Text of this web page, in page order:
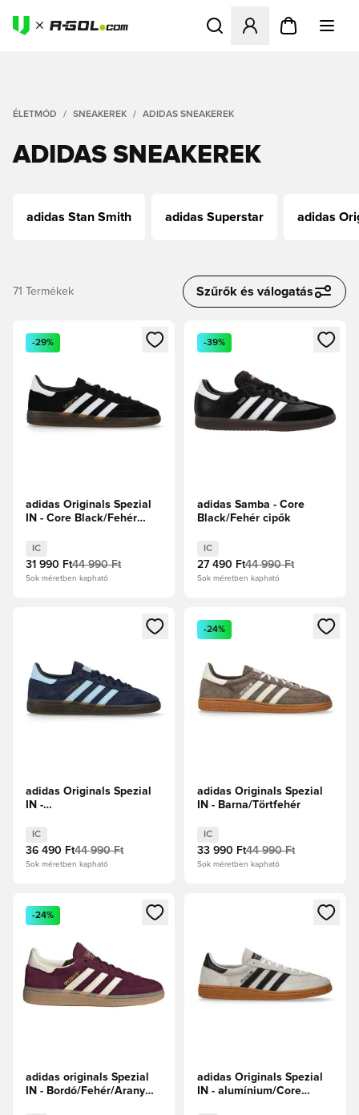
Megnyit egy modált a
ÉLETMÓD SNEAKEREK ADIDAS SNEAKEREK
ADIDAS SNEAKEREK
adidas Stan Smith adidas Superstar adidas
71 Termékek Szűrők és válogatás
Megnyit egy modált a bejelentkezéshez vagy a tagként
-29%
adidas Originals Spezial
IN - Core Black/Fehér
IC
31 990 Ft44 990 Ft
Sok méretben kapható
Megnyit egy modált a
-39%
adidas Samba - Core
Black/Fehér cipők
IC
27 490 Ft44 990 Ft
Sok méretben kapható
Megnyit egy modált a bejelentkezéshez vagy a tagként
adidas Originals Spezial
IN -
IC
36 490 Ft44 990 Ft
Sok méretben kapható
Megnyit egy modált a
-24%
adidas Originals Spezial
IN - Barna/Törtfehér
IC
33 990 Ft44 990 Ft
Sok méretben kapható
Megnyit egy modált a bejelentkezéshez vagy a tagként
-24%
adidas originals Spezial
IN - Bordó/Fehér/Arany
Megnyit egy modált a
adidas Originals Spezial
IN - alumínium/Core